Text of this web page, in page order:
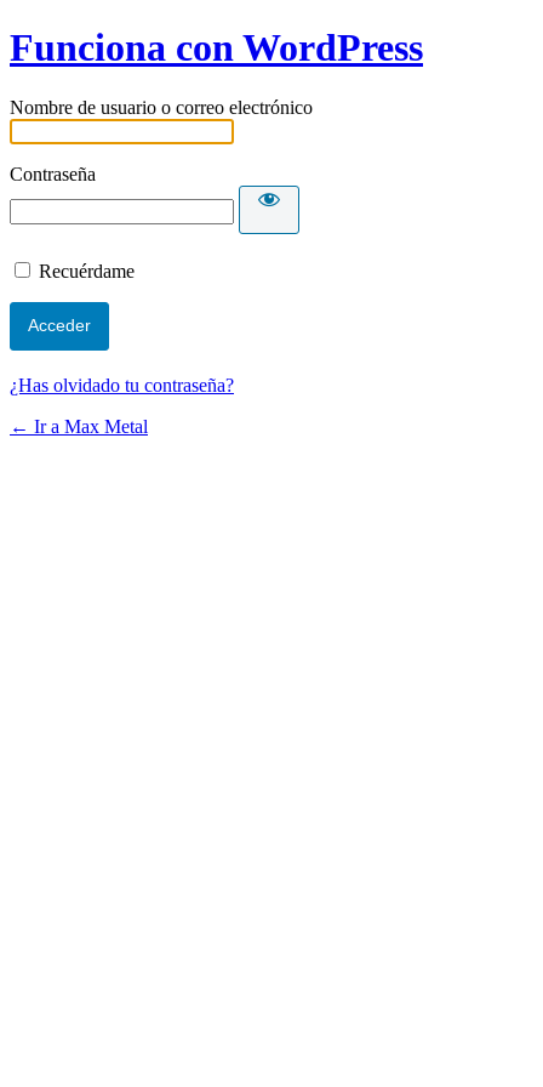
Funciona con WordPress
Nombre de usuario o correo electrónico
Contraseña
Recuérdame
¿Has olvidado tu contraseña?
← Ir a Max Metal